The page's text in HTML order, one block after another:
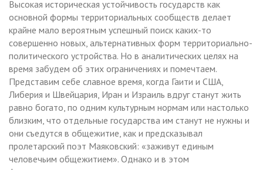
Высокая историческая устойчивость государств как
основной формы территориальных сообществ делает
крайне мало вероятным успешный поиск каких-то
совершенно новых, альтернативных форм территориально-
политического устройства. Но в аналитических целях на
время забудем об этих ограничениях и помечтаем.
Представим себе славное время, когда Гаити и США,
Либерия и Швейцария, Иран и Израиль вдруг станут жить
равно богато, по одним культурным нормам или настолько
близким, что отдельные государства им станут не нужны и
они съедутся в общежитие, как и предсказывал
пролетарский поэт Маяковский: «заживут единым
человечьим общежитием». Однако и в этом